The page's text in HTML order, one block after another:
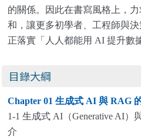
的關係。因此在書寫風格上，
和，讓更多初學者、工程師與
正落實「人人都能用 AI 提升數
目錄大綱
Chapter 01 生成式 AI 與 RAG
1-1 生成式 AI（Generative AI）
介